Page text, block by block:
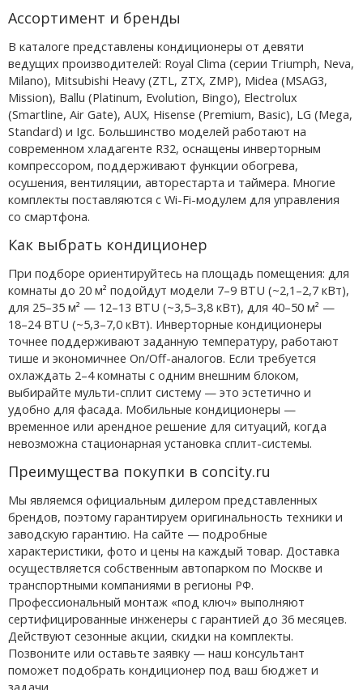
Ассортимент и бренды
В каталоге представлены кондиционеры от девяти
ведущих производителей: Royal Clima (серии Triumph, Neva,
Milano), Mitsubishi Heavy (ZTL, ZTX, ZMP), Midea (MSAG3,
Mission), Ballu (Platinum, Evolution, Bingo), Electrolux
(Smartline, Air Gate), AUX, Hisense (Premium, Basic), LG (Mega,
Standard) и Igc. Большинство моделей работают на
современном хладагенте R32, оснащены инверторным
компрессором, поддерживают функции обогрева,
осушения, вентиляции, авторестарта и таймера. Многие
комплекты поставляются с Wi-Fi-модулем для управления
со смартфона.
Как выбрать кондиционер
При подборе ориентируйтесь на площадь помещения: для
комнаты до 20 м² подойдут модели 7–9 BTU (~2,1–2,7 кВт),
для 25–35 м² — 12–13 BTU (~3,5–3,8 кВт), для 40–50 м² —
18–24 BTU (~5,3–7,0 кВт). Инверторные кондиционеры
точнее поддерживают заданную температуру, работают
тише и экономичнее On/Off-аналогов. Если требуется
охлаждать 2–4 комнаты с одним внешним блоком,
выбирайте мульти-сплит систему — это эстетично и
удобно для фасада. Мобильные кондиционеры —
временное или арендное решение для ситуаций, когда
невозможна стационарная установка сплит-системы.
Преимущества покупки в concity.ru
Мы являемся официальным дилером представленных
брендов, поэтому гарантируем оригинальность техники и
заводскую гарантию. На сайте — подробные
характеристики, фото и цены на каждый товар. Доставка
осуществляется собственным автопарком по Москве и
транспортными компаниями в регионы РФ.
Профессиональный монтаж «под ключ» выполняют
сертифицированные инженеры с гарантией до 36 месяцев.
Действуют сезонные акции, скидки на комплекты.
Позвоните или оставьте заявку — наш консультант
поможет подобрать кондиционер под ваш бюджет и